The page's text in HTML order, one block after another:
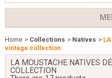
Home > Collections > Natives >
vintage collection
LA MOUSTACHE NATIVES
COLLECTION